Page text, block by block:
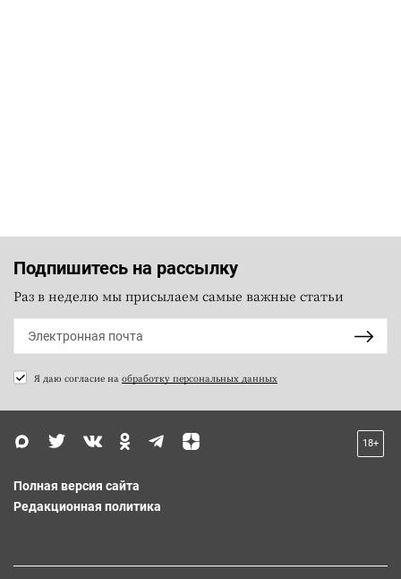
Подпишитесь на рассылку
Раз в неделю мы присылаем самые важные статьи
Я даю согласие на обработку персональных данных
18+
Полная версия сайта
Редакционная политика